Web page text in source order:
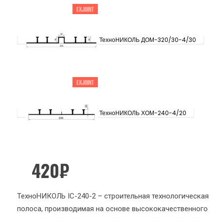
ТехноНИКОЛЬ ДОМ-320/30-4/30
ТехноНИКОЛЬ ХОМ-240-4/20
420₽
ТехноНИКОЛЬ IC-240-2 – строительная технологическая
полоса, производимая на основе высококачественного